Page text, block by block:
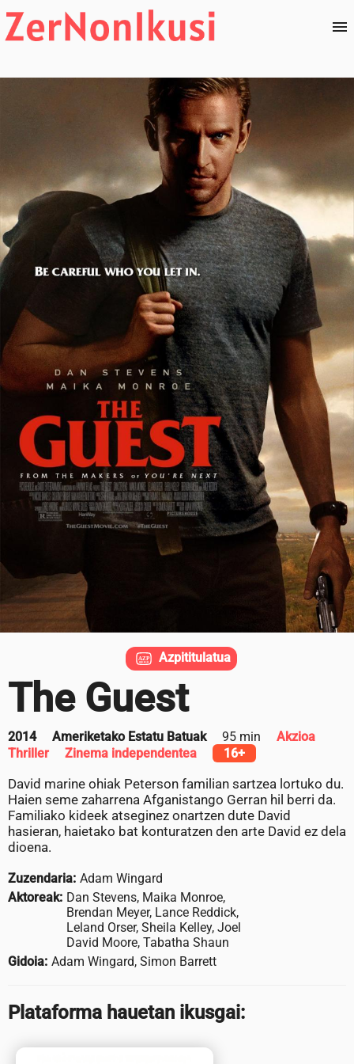
The Guest
2014 Ameriketako Estatu Batuak 95 min
Akzioa
Thriller
Zinema independentea 16+
David marine ohiak Peterson familian sartzea lortuko du.
Haien seme zaharrena Afganistango Gerran hil berri da.
Familiako kideek atseginez onartzen dute David
hasieran, haietako bat konturatzen den arte David ez dela
dioena.
Zuzendaria: Adam Wingard
Aktoreak: Dan Stevens, Maika Monroe,
Brendan Meyer, Lance Reddick,
Leland Orser, Sheila Kelley, Joel
David Moore, Tabatha Shaun
Gidoia: Adam Wingard, Simon Barrett
Plataforma hauetan ikusgai:
Azpititulatua